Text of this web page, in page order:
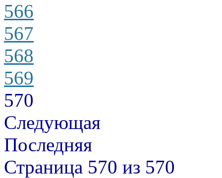
566
567
568
569
570
Следующая
Последняя
Страница 570 из 570